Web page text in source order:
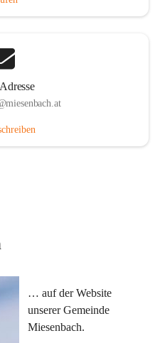
… auf der Website
unserer Gemeinde
Miesenbach.